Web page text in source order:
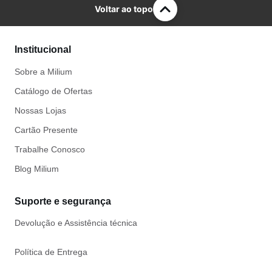
Voltar ao topo
Institucional
Sobre a Milium
Catálogo de Ofertas
Nossas Lojas
Cartão Presente
Trabalhe Conosco
Blog Milium
Suporte e segurança
Devolução e Assistência técnica
Política de Entrega